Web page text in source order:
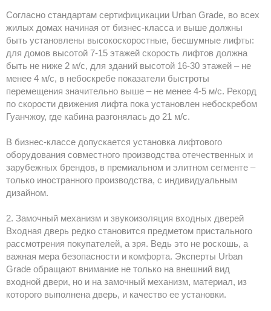
Согласно стандартам сертифицикации Urban Grade, во всех
жилых домах начиная от бизнес-класса и выше должны
быть установлены высокоскоростные, бесшумные лифты:
для домов высотой 7-15 этажей скорость лифтов должна
быть не ниже 2 м/с, для зданий высотой 16-30 этажей – не
менее 4 м/с, в небоскребе показатели быстроты
перемещения значительно выше – не менее 4-5 м/с. Рекорд
по скорости движения лифта пока установлен небоскребом
Гуанчжоу, где кабина разгонялась до 21 м/с.
В бизнес-классе допускается установка лифтового
оборудования совместного производства отечественных и
зарубежных брендов, в премиальном и элитном сегменте –
только иностранного производства, с индивидуальным
дизайном.
2. Замочный механизм и звукоизоляция входных дверей
Входная дверь редко становится предметом пристального
рассмотрения покупателей, а зря. Ведь это не роскошь, а
важная мера безопасности и комфорта. Эксперты Urban
Grade обращают внимание не только на внешний вид
входной двери, но и на замочный механизм, материал, из
которого выполнена дверь, и качество ее установки.